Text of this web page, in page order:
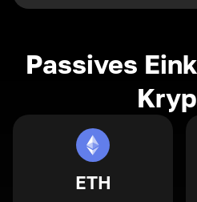
Passives
ETH